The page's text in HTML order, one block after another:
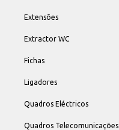
Extensões
Extractor WC
Fichas
Ligadores
Quadros Eléctricos
Quadros Telecomunicações